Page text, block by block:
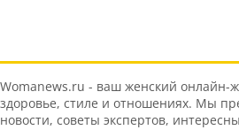
Womanews.ru - ваш женский онлайн-
здоровье, стиле и отношениях. Мы
новости, советы экспертов,